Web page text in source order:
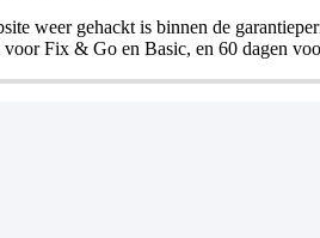
weer gehackt is binnen de
Fix & Go en Basic, en 60 dagen